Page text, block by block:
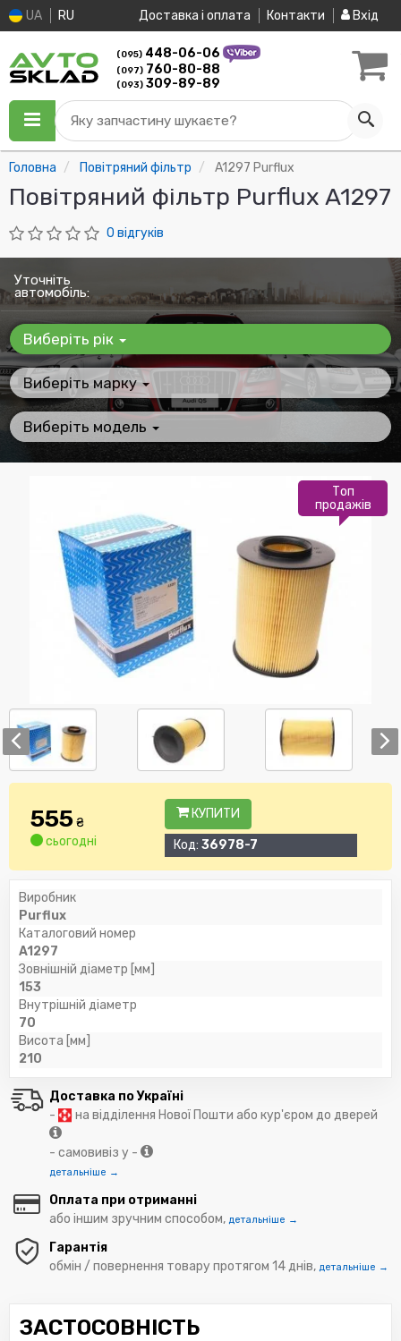
UA RU Доставка і оплата Контакти Вхід
(095) 448-06-06
(097) 760-80-88
(093) 309-89-89
Яку запчастину шукаєте?
Головна Повітряний фільтр A1297 Purflux
Повітряний фільтр Purflux A1297
0 відгуків
Уточніть
автомобіль:
Виберіть рік
Виберіть марку
Виберіть модель
Топ
продажів
555₴
сьогодні
КУПИТИ
Код: 36978-7
Виробник
Purflux
Каталоговий номер
A1297
Зовнішній діаметр [мм]
153
Внутрішній діаметр
70
Висота [мм]
210
Доставка по Україні
-
на відділення Нової Пошти або кур'єром до дверей
- самовивіз у -
детальніше →
Оплата при отриманні
або іншим зручним способом, детальніше →
Гарантія
обмін / повернення товару протягом 14 днів, детальніше →
ЗАСТОСОВНІСТЬ